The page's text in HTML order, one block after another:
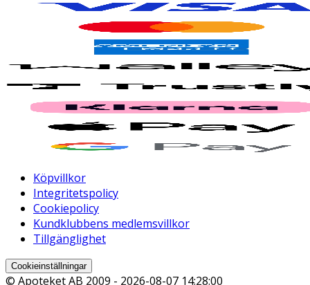
Köpvillkor
Integritetspolicy
Cookiepolicy
Kundklubbens medlemsvillkor
Tillgänglighet
Cookieinställningar
© Apoteket AB 2009 - 2026-08-07 14:28:00